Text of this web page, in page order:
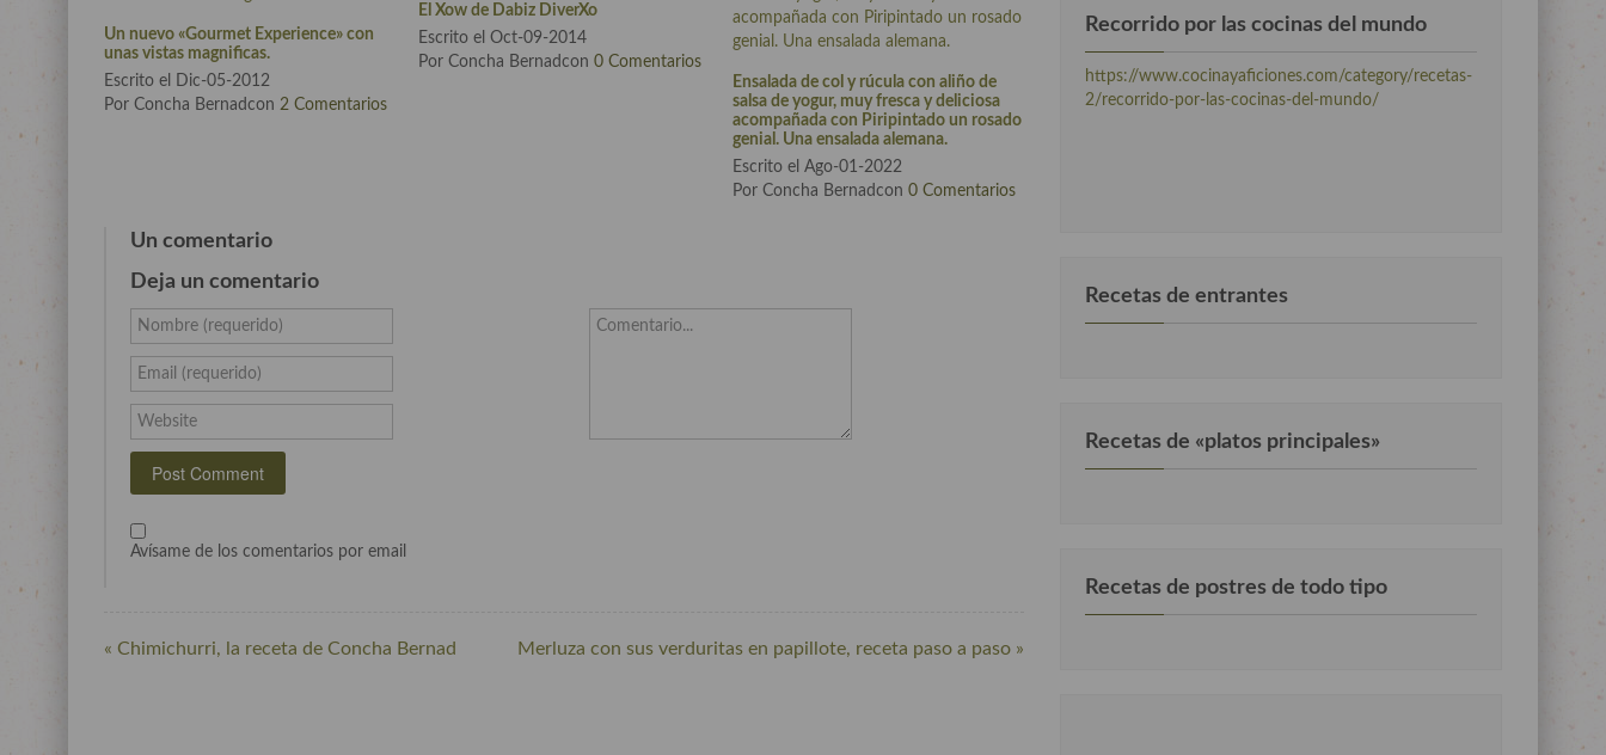
Un nuevo «Gourmet Experience» con
unas vistas magnificas.
Escrito el Dic-05-2012
Por Concha Bernadcon 2 Comentarios
El Xow de Dabiz DiverXo
Escrito el Oct-09-2014
Por Concha Bernadcon0 Comentarios
Ensalada de col y rúcula con aliño de
salsa de yogur, muy fresca y deliciosa
acompañada con Piripintado un rosado
genial. Una ensalada alemana.
Escrito el Ago-01-2022
Por Concha Bernadcon0 Comentarios
Un comentario
Deja un comentario
Nombre (requerido)
Email (requerido)
Website
Comentario...
Avísame de los comentarios por email
« Chimichurri, la receta de Concha Bernad Merluza con sus verduritas en papillote, receta paso a paso »
Recorrido por las cocinas del mundo
https://www.cocinayaficiones.com/category/recetas-
2/recorrido-por-las-cocinas-del-mundo/
Recetas de entrantes
Recetas de «platos principales»
Recetas de postres de todo tipo